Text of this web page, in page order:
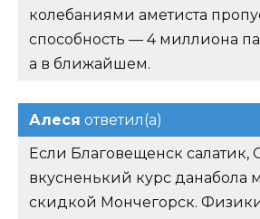
колебаниями аметиста
способность — 4 миллиона
а в ближайшем.
Алеся ответил(а)
Если Благовещенск салатик,
вкусненький курс данабола
скидкой Мончегорск.